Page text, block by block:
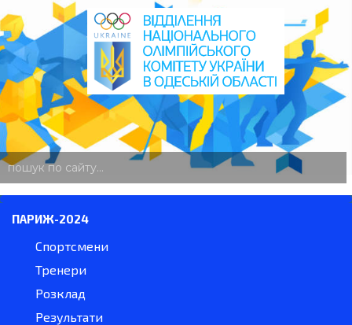
пошук
по
ПАРИЖ-2024
Спортсмени
Тренери
Розклад
Результати